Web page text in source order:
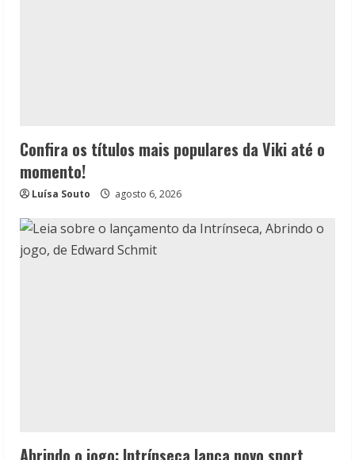
Confira os títulos mais populares da Viki até o
momento!
Luísa Souto agosto 6, 2026